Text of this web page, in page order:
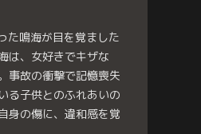
た鳴海が目を覚ました
は、女好きでキザな
事故の衝撃で記憶喪失
る子供とのふれあいの
身の傷に、違和感を覚